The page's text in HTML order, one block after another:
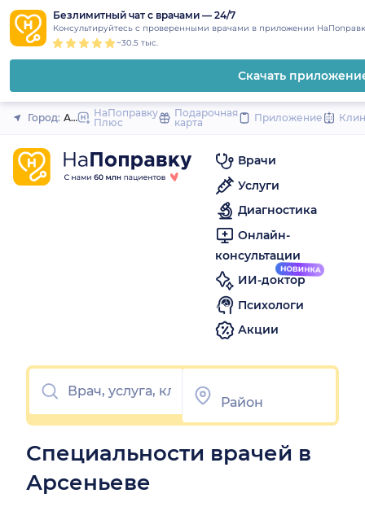
content
Безлимитный чат с врачами — 24/7
Консультируйтесь с проверенными врачами в приложении
~30.5 тыс.
Скачать
Закрыть
Город: АрсеньевНаПоправку
Плюс
Подарочная
карта
Приложение
Врачи
Услуги
Диагностика
Онлайн-
консультации
ИИ-доктор
Психологи
Акции
Специальности врачей в
Арсеньеве